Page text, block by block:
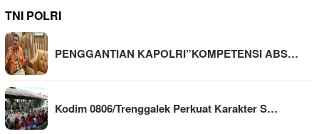
TNI POLRI
PENGGANTIAN KAPOLRI”KOMPETENSI ABS…
Kodim 0806/Trenggalek Perkuat Karakter S…